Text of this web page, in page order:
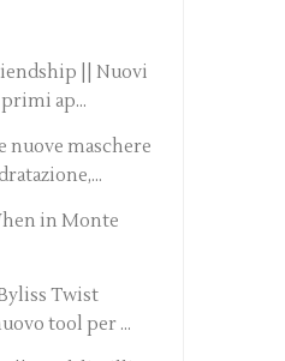
|| Nuovi
ap...
nuove maschere
in Monte
Twist
tool per ...